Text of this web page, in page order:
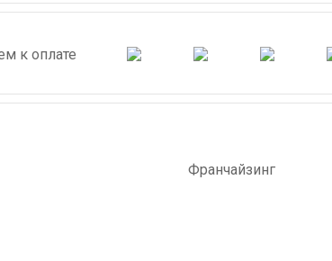
к оплате
Франчайзинг